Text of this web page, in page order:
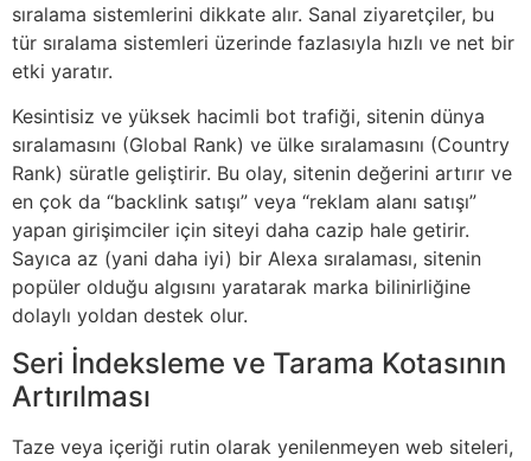
sıralama sistemlerini dikkate alır. Sanal ziyaretçiler, bu
tür sıralama sistemleri üzerinde fazlasıyla hızlı ve net bir
etki yaratır.
Kesintisiz ve yüksek hacimli bot trafiği, sitenin dünya
sıralamasını (Global Rank) ve ülke sıralamasını (Country
Rank) süratle geliştirir. Bu olay, sitenin değerini artırır ve
en çok da “backlink satışı” veya “reklam alanı satışı”
yapan girişimciler için siteyi daha cazip hale getirir.
Sayıca az (yani daha iyi) bir Alexa sıralaması, sitenin
popüler olduğu algısını yaratarak marka bilinirliğine
dolaylı yoldan destek olur.
Seri İndeksleme ve Tarama Kotasının
Artırılması
Taze veya içeriği rutin olarak yenilenmeyen web siteleri,